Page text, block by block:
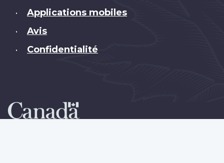
• Applications mobiles
• Avis
• Confidentialité